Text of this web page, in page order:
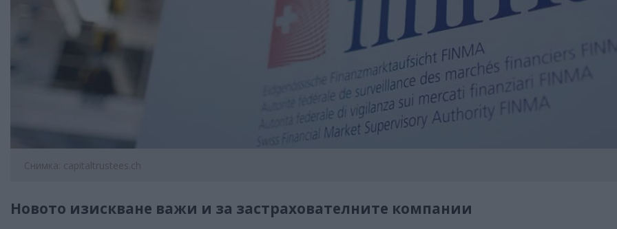
Снимка: capitaltrustees.ch
Новото изискване важи и за застрахователните компании